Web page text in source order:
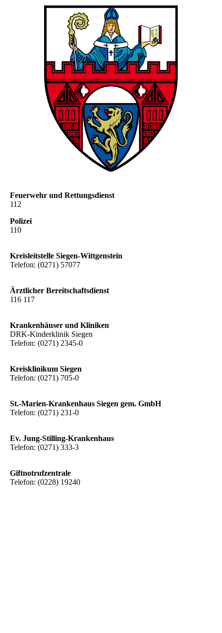
Feuerwehr und Rettungsdienst
112
Polizei
110
Kreisleitstelle Siegen-Wittgenstein
Telefon: (0271) 57077
Ärztlicher Bereitschaftsdienst
116 117
Krankenhäuser und Kliniken
DRK-Kinderklinik Siegen
Telefon: (0271) 2345-0
Kreisklinikum Siegen
Telefon: (0271) 705-0
St.-Marien-Krankenhaus Siegen gem. GmbH
Telefon: (0271) 231-0
Ev. Jung-Stilling-Krankenhaus
Telefon: (0271) 333-3
Giftnotrufzentrale
Telefon: (0228) 19240